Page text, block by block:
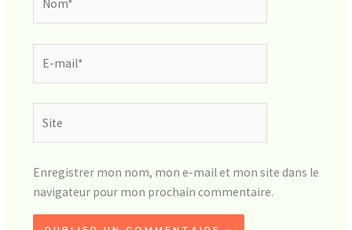
mail*
Enregistrer mon nom, mon e-mail et mon site dans le
navigateur pour mon prochain commentaire.